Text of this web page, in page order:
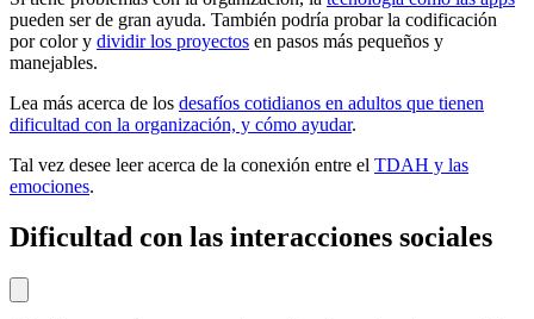
pueden ser de gran ayuda. También podría probar la codificación
por color y dividir los proyectos en pasos más pequeños y
manejables.
Lea más acerca de los desafíos cotidianos en adultos que tienen
dificultad con la organización, y cómo ayudar.
Tal vez desee leer acerca de la conexión entre el TDAH y las
emociones.
Dificultad con las interacciones sociales